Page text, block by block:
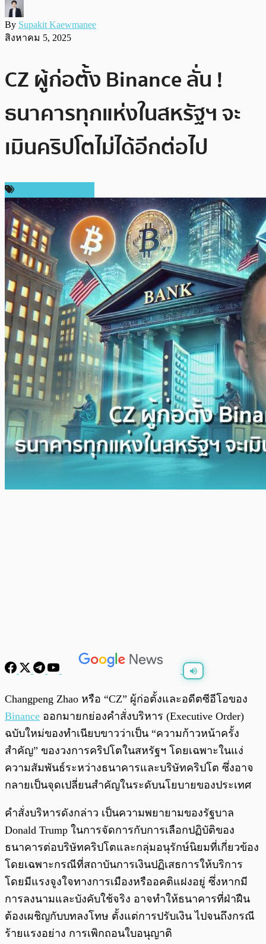
By Supakit Kaewmanee
สิงหาคม 5, 2025
CZ ผู้ก่อตั้ง Binance ลั่น !
ธนาคารทุกแห่งในสหรัฐฯ จะ
เมินคริปโตไม่ได้อีกต่อไป
0:00/
Changpeng Zhao หรือ “CZ” ผู้ก่อตั้งและอดีตซีอีโอของ
Binance ออกมายกย่องคำสั่งบริหาร (Executive Order)
ฉบับใหม่ของทำเนียบขาวว่าเป็น “ความก้าวหน้าครั้ง
สำคัญ” ของวงการคริปโตในสหรัฐฯ โดยเฉพาะในแง่
ความสัมพันธ์ระหว่างธนาคารและบริษัทคริปโต ซึ่งอาจ
กลายเป็นจุดเปลี่ยนสำคัญในระดับนโยบายของประเทศ
คำสั่งบริหารดังกล่าว เป็นความพยายามของรัฐบาล
Donald Trump ในการจัดการกับการเลือกปฏิบัติของ
ธนาคารต่อบริษัทคริปโตและกลุ่มอนุรักษ์นิยมที่เกี่ยวข้อง
โดยเฉพาะกรณีที่สถาบันการเงินปฏิเสธการให้บริการ
โดยมีแรงจูงใจทางการเมืองหรืออคติแฝงอยู่ ซึ่งหากมี
การลงนามและบังคับใช้จริง อาจทำให้ธนาคารที่ฝ่าฝืน
ต้องเผชิญกับบทลงโทษ ตั้งแต่การปรับเงิน ไปจนถึงกรณี
ร้ายแรงอย่าง การเพิกถอนใบอนุญาติ